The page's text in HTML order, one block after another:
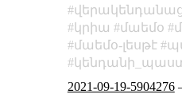
կրիա
մաեմօ
մաեմօ-լեսթէ
2021-09-19-5904276